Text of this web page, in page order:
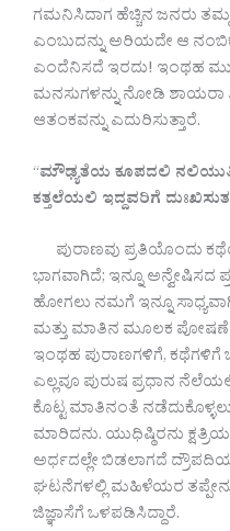
ಗಮನಿಸಿದಾಗ ಹೆಚ್ಚಿನ ಜನರು
ಎಂಬುದನ್ನು ಅರಿಯದೇ ಆ
ಎಂದೆನಿಸದೆ ಇರದು! ಇಂಥಹ
ಮನಸುಗಳನ್ನು ನೋಡಿ ಶಾಯರಾ
ಆತಂಕವನ್ನು ಎದುರಿಸುತ್ತಾರೆ.
“ಮೌಢ್ಯತೆಯ ಕೂಪದಲಿ
ಕತ್ತಲೆಯಲಿ ಇದ್ದವರಿಗೆ
ಪುರಾಣವು ಪ್ರತಿಯೊಂದು
ಭಾಗವಾಗಿದೆ; ಇನ್ನೂ ಅನ್ವೇಷಿಸದ
ಹೋಗಲು ನಮಗೆ ಇನ್ನೂ
ಮತ್ತು ಮಾತಿನ ಮೂಲಕ
ಇಂಥಹ ಪುರಾಣಗಳಿಗೆ,
ಎಲ್ಲವೂ ಪುರುಷ ಪ್ರಧಾನ
ಕೊಟ್ಟ ಮಾತಿನಂತೆ
ಮಾರಿದನು. ಯುಧಿಷ್ಠಿರನು
ಅರ್ಧದಲ್ಲೇ ಬಿಡಲಾಗದೆ
ಘಟನೆಗಳಲ್ಲಿ ಮಹಿಳೆಯರ
ಜಿಜ್ಞಾಸೆಗೆ ಒಳಪಡಿಸಿದ್ದಾರೆ.